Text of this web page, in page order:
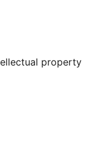
property